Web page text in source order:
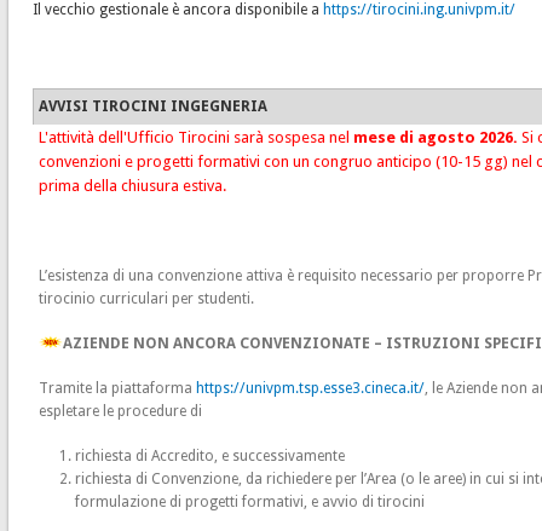
Il vecchio gestionale è ancora disponibile a https://tirocini.ing.univpm.it/
AVVISI TIROCINI INGEGNERIA
L'attività dell'Ufficio Tirocini sarà sospesa nel mese di agosto 2026. Si
convenzioni e progetti formativi con un congruo anticipo (10-15 gg) nel
prima della chiusura estiva.
L’esistenza di una convenzione attiva è requisito necessario per proporre
tirocinio curriculari per studenti.
AZIENDE NON ANCORA CONVENZIONATE – ISTRUZIONI
Tramite la piattaforma https://univpm.tsp.esse3.cineca.it/, le Aziende non
espletare le procedure di
richiesta di Accredito, e successivamente
richiesta di Convenzione, da richiedere per l’Area (o le aree) in cui si
formulazione di progetti formativi, e avvio di tirocini